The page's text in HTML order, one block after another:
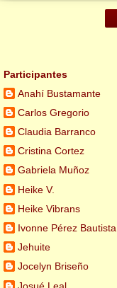
Participantes
Anahí Bustamante
Carlos Gregorio
Claudia Barranco
Cristina Cortez
Gabriela Muñoz
Heike V.
Heike Vibrans
Ivonne Pérez Bautista
Jehuite
Jocelyn Briseño
Josué Leal